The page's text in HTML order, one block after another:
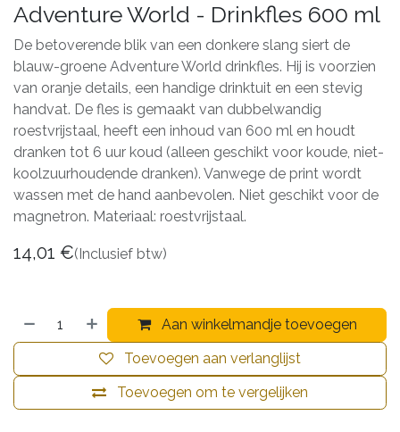
Adventure World - Drinkfles 600 ml
De betoverende blik van een donkere slang siert de
blauw-groene Adventure World drinkfles. Hij is voorzien
van oranje details, een handige drinktuit en een stevig
handvat. De fles is gemaakt van dubbelwandig
roestvrijstaal, heeft een inhoud van 600 ml en houdt
dranken tot 6 uur koud (alleen geschikt voor koude, niet-
koolzuurhoudende dranken). Vanwege de print wordt
wassen met de hand aanbevolen. Niet geschikt voor de
magnetron. Materiaal: roestvrijstaal.
14,01 €(Inclusief btw)
Aan winkelmandje toevoegen
Toevoegen om te vergelijken
Toevoegen aan verlanglijst